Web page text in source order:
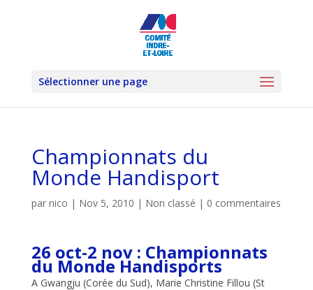
Sélectionner une page
Championnats du
Monde Handisport
par nico | Nov 5, 2010 | Non classé | 0 commentaires
26 oct-2 nov : Championnats
du Monde Handisports
A Gwangju (Corée du Sud), Marie Christine Fillou (St